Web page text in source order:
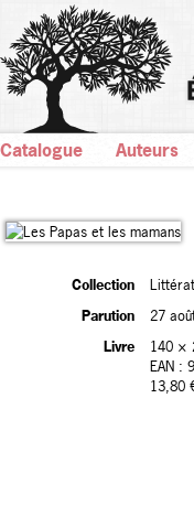
Catalogue Auteurs
Collection
Parution
27
Livre
140 ×
EAN :
13,80